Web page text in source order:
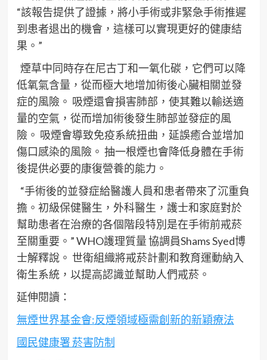
“該報告提供了證據，將小手術或非緊急手術推遲
到患者退出的機會，這樣可以實現更好的健康結
果。”
煙草中同時存在尼古丁和一氧化碳，它們可以降
低氧氣含量，從而極大地增加術後心臟相關並發
症的風險。 吸煙還會損害肺部，使其難以輸送適
量的空氣，從而增加術後發生肺部並發症的風
險。 吸煙會導致免疫系統扭曲，延誤癒合並增加
傷口感染的風險。 抽一根煙也會降低身體在手術
後提供必要的康復營養的能力。
“手術後的並發症給醫護人員和患者帶來了沉重負
擔。初級保健醫生，外科醫生，護士和家庭對於
幫助患者在治療的各個階段特別是在手術前戒菸
至關重要。” WHO護理質量 協調員Shams Syed博
士解釋說。 世衛組織將戒菸計劃和教育運動納入
衛生系統，以提高認識並幫助人們戒菸。
延伸閱讀：
無煙世界基金會:反煙領域極需創新的新穎療法
國民健康署 菸害防制